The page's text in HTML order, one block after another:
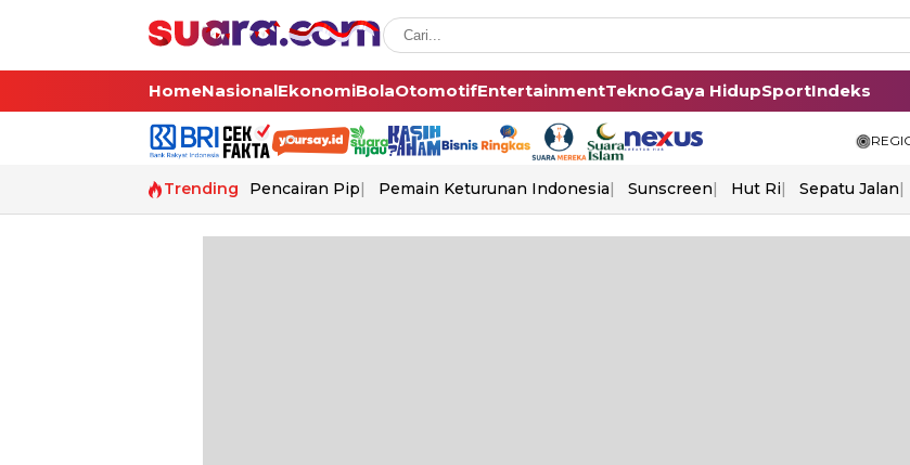
HomeNasionalEkonomiBolaOtomotifEntertainmentTeknoGaya HidupSportIndeks
Trending Pencairan Pip Pemain Keturunan Indonesia Sunscreen Hut Ri Sepatu Jalan